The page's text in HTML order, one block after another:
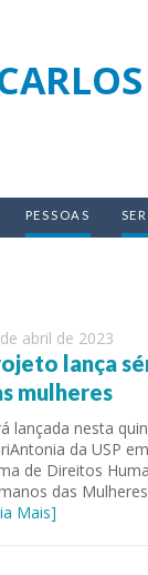
PESSOAS
abril de 2023
lança
mulheres
lançada nesta
da USP
de Direitos
das
Mais]